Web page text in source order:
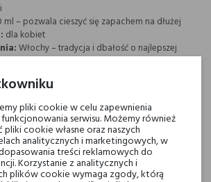
ml – pozwala cieszyć się zapachem na dłużej
dla kobiet
Włochy – tradycja i dbałość o najlepszej
Profumi Velvet Rouge
orientalnych perfum z nutą słodyczy.
poszukujących intensywnych, zmysłowych
Arte Profumi Velvet Rouge
pliki cookie w celu zapewnienia
serwisu. Możemy również
cookie własne oraz naszych
analitycznych i marketingowych, w
treści reklamowych do
Korzystanie z analitycznych i
plików cookie wymaga zgody, którą